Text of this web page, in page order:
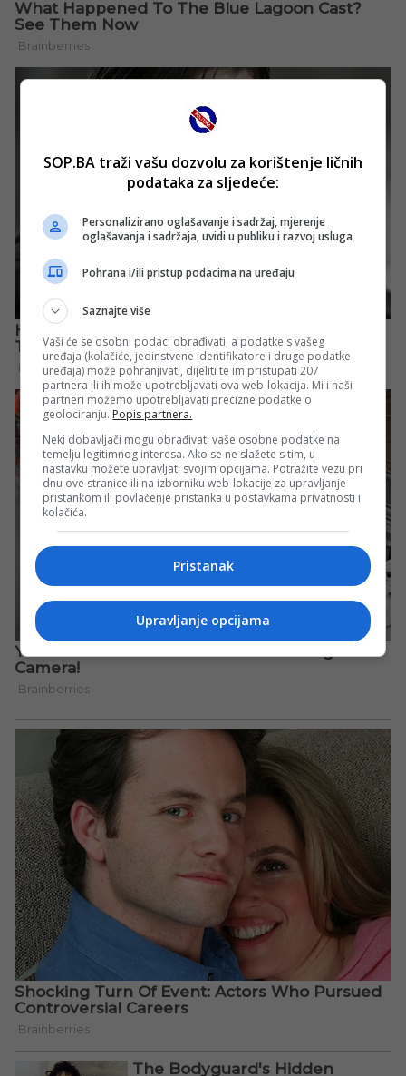
SOP.BA traži vašu dozvolu za korištenje ličnih
podataka za sljedeće:
Personalizirano oglašavanje i sadržaj, mjerenje
oglašavanja i sadržaja, uvidi u publiku i razvoj usluga
Pohrana i/ili pristup podacima na uređaju
Saznajte više
Vaši će se osobni podaci obrađivati, a podatke s vašeg
uređaja (kolačiće, jedinstvene identifikatore i druge podatke
uređaja) može pohranjivati, dijeliti te im pristupati 207
partnera ili ih može upotrebljavati ova web-lokacija. Mi i naši
partneri možemo upotrebljavati precizne podatke o
geolociranju. Popis partnera.
Neki dobavljači mogu obrađivati vaše osobne podatke na
temelju legitimnog interesa. Ako se ne slažete s tim, u
nastavku možete upravljati svojim opcijama. Potražite vezu pri
dnu ove stranice ili na izborniku web-lokacije za upravljanje
pristankom ili povlačenje pristanka u postavkama privatnosti i
kolačića.
Pristanak
Upravljanje opcijama